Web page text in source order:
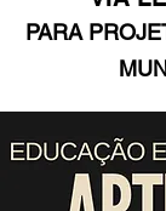
PARA